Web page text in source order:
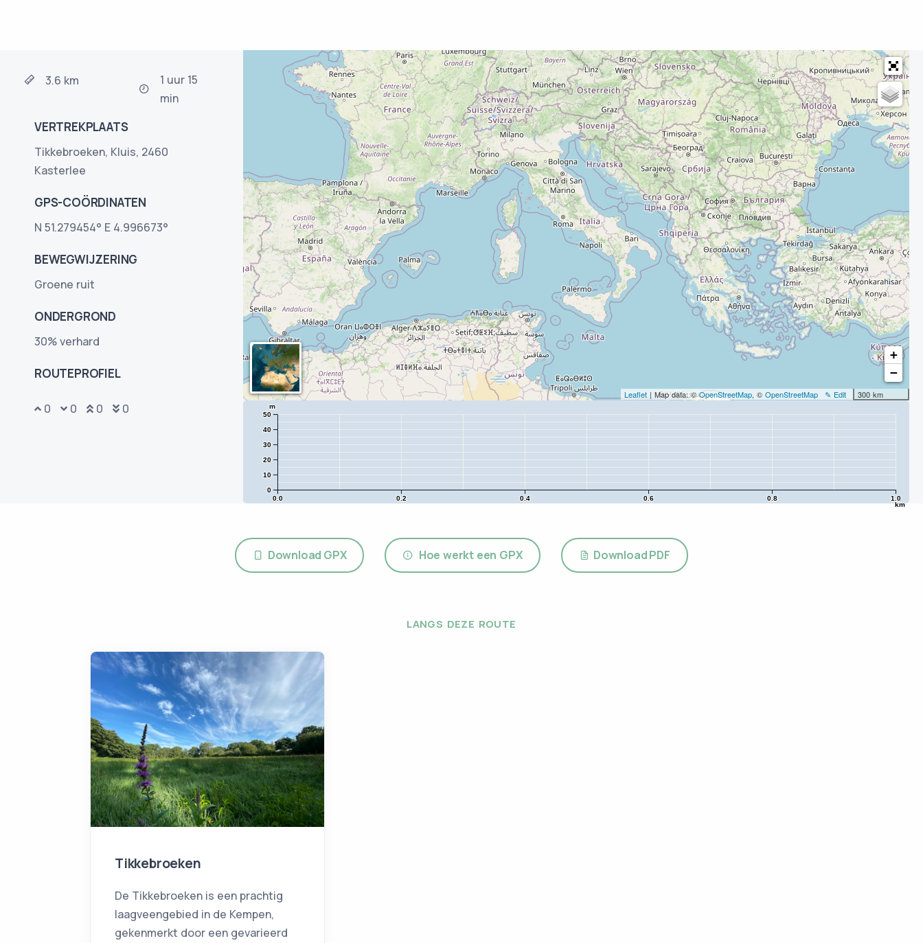
3.6 km
1 uur 15
min
VERTREKPLAATS
Tikkebroeken, Kluis, 2460
Kasterlee
GPS-COÖRDINATEN
N 51.279454° E 4.996673°
BEWEGWIJZERING
Groene ruit
ONDERGROND
30% verhard
ROUTEPROFIEL
0 0 0 0
+
−
300 km
✎ Edit
Leaflet | Map data: ©OpenStreetMap, © OpenStreetMap
0.0 0.2 0.4 0.6 0.8 1.0
km
0
10
20
30
40
50
m
Download GPX Hoe werkt een GPX Download PDF
LANGS DEZE ROUTE
Tikkebroeken
De Tikkebroeken is een prachtig
laagveengebied in de Kempen,
gekenmerkt door een gevarieerd